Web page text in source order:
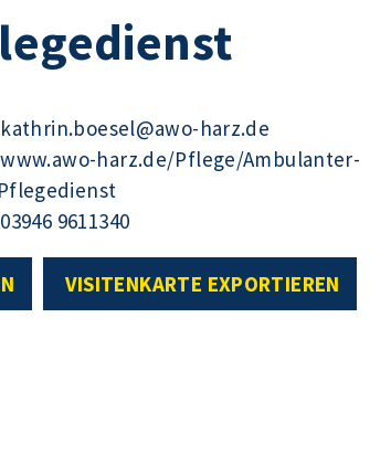
kathrin.boesel@awo-harz.de
www.awo-harz.de/Pflege/Ambulanter-
Pflegedienst
03946 9611340
VISITENKARTE EXPORTIEREN